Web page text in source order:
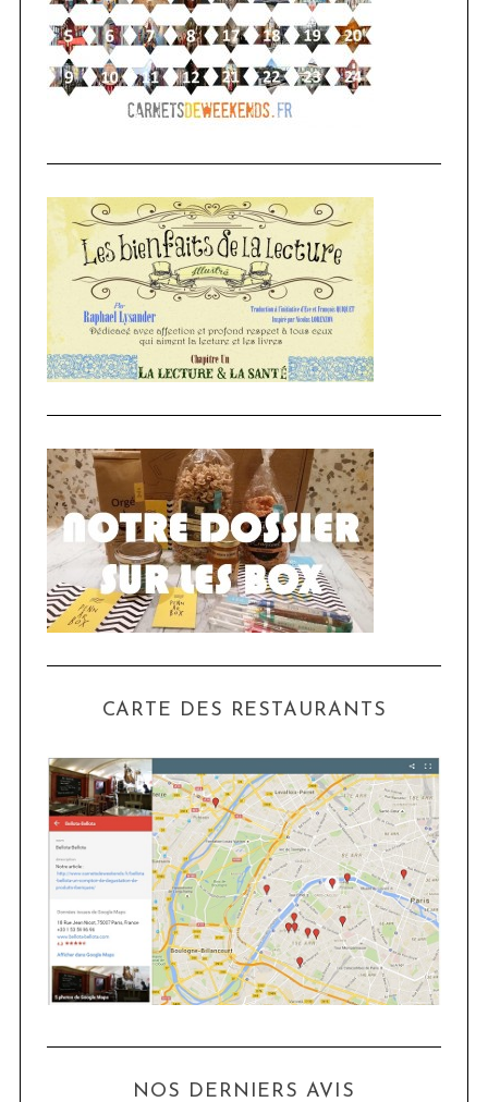
CARTE DES RESTAURANTS
NOS DERNIERS AVIS